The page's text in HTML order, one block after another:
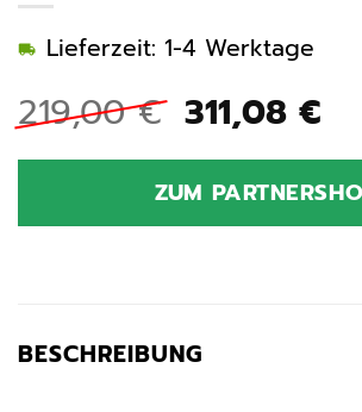
219,00€
Preis
war:
219,00 €
311,08 €
Lieferzeit: 1-4 Werktage
ZUM
BESCHREIBUNG